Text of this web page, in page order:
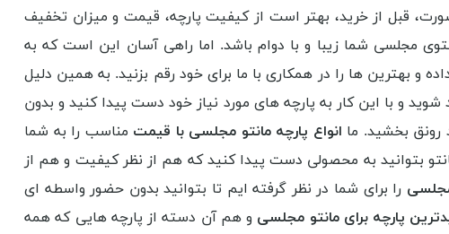
قبل از خرید، بهتر است از کیفیت پارچه، قیمت و میزان تخفیف
مجلسی شما زیبا و با دوام باشد. اما راهی آسان این است که به
و بهترین ها را در همکاری با ما برای خود رقم بزنید. به همین دلیل
و با این کار به پارچه های مورد نیاز خود دست پیدا کنید و بدون
رونق بخشید. ما انواع پارچه مانتو مجلسی با قیمت مناسب را به شما
بتوانید به محصولی دست پیدا کنید که هم از نظر کیفیت و هم از
را برای شما در نظر گرفته ایم تا بتوانید بدون حضور واسطه ای
پارچه برای مانتو مجلسی و هم آن دسته از پارچه هایی که همه